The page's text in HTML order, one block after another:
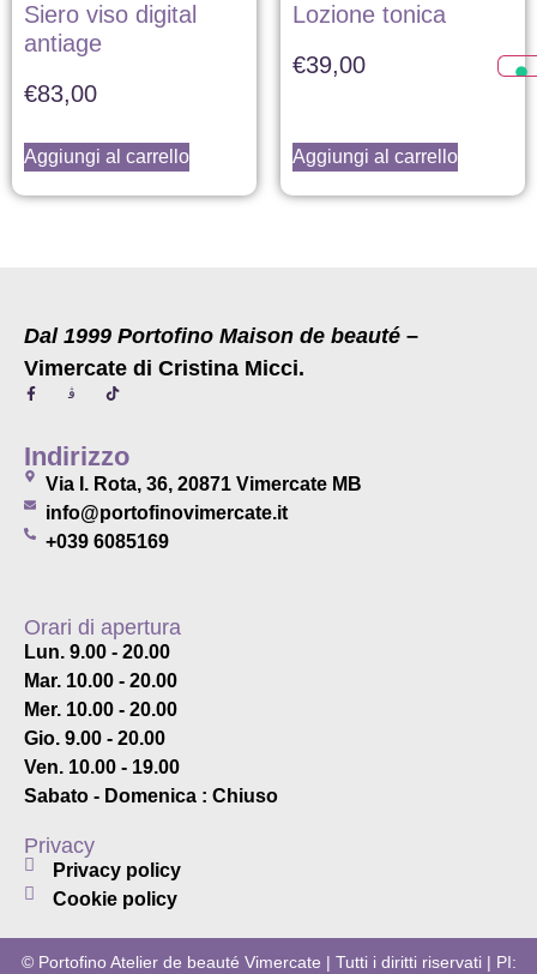
Siero viso digital
antiage
€83,00
Aggiungi al carrello
Lozione tonica
€39,00
Aggiungi al carrello
Dal 1999 Portofino Maison de beauté –
Vimercate di Cristina Micci.
Indirizzo
Via I. Rota, 36, 20871 Vimercate MB
info@portofinovimercate.it
+039 6085169
Orari di apertura
Lun. 9.00 - 20.00
Mar. 10.00 - 20.00
Mer. 10.00 - 20.00
Gio. 9.00 - 20.00
Ven. 10.00 - 19.00
Sabato - Domenica : Chiuso
Privacy
Privacy policy
Cookie policy
© Portofino Atelier de beauté Vimercate | Tutti i diritti riservati | PI: